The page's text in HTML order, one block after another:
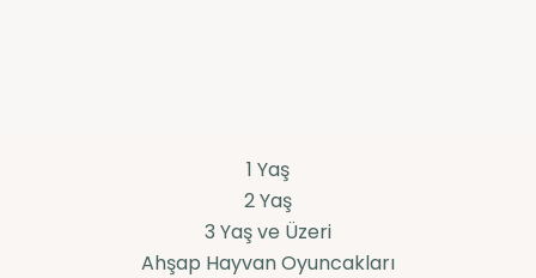
1 Yaş
2 Yaş
3 Yaş ve Üzeri
Ahşap Hayvan Oyuncakları